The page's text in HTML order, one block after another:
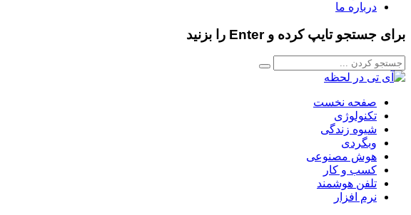
درباره ما
برای جستجو تایپ کرده و Enter را بزنید
صفحه نخست
تکنولوژی
شیوه زندگی
وبگردی
هوش مصنوعی
کسب و کار
تلفن هوشمند
نرم افزار